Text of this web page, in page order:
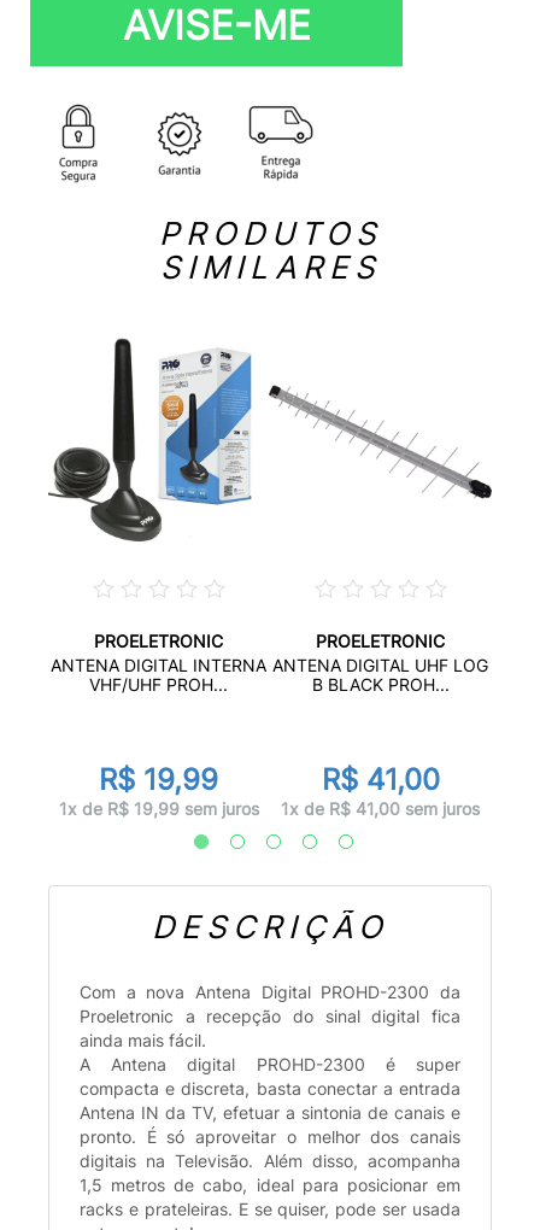
AVISE-ME
PRODUTOS
SIMILARES
PROELETRONIC
ANTENA DIGITAL INTERNA
VHF/UHF PROH...
R$ 19,99
1x de R$ 19,99 sem juros
PROELETRONIC
ANTENA DIGITAL UHF LOG
B BLACK PROH...
R$ 41,00
1x de R$ 41,00 sem juros
DESCRIÇÃO
Com a nova Antena Digital PROHD-2300 da
Proeletronic a recepção do sinal digital fica
ainda mais fácil.
A Antena digital PROHD-2300 é super
compacta e discreta, basta conectar a entrada
Antena IN da TV, efetuar a sintonia de canais e
pronto. É só aproveitar o melhor dos canais
digitais na Televisão. Além disso, acompanha
1,5 metros de cabo, ideal para posicionar em
racks e prateleiras. E se quiser, pode ser usada